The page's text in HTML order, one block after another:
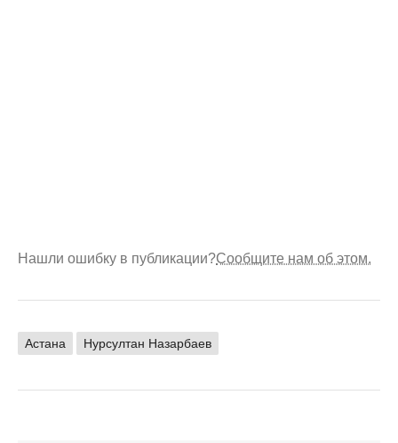
Нашли ошибку в публикации?Сообщите нам об этом.
Астана Нурсултан Назарбаев